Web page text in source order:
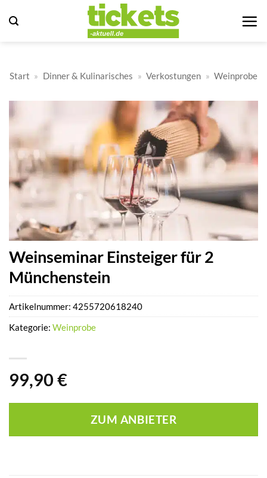
Inhalt
Start » Dinner & Kulinarisches » Verkostungen » Weinprobe
Weinseminar Einsteiger für 2
Münchenstein
99,90 €
ZUM ANBIETER
Artikelnummer: 4255720618240
Kategorie: Weinprobe